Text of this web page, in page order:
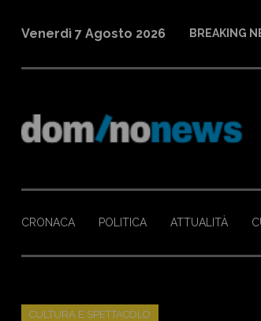
Venerdì 7 Agosto 2026 BREAKING
CRONACA POLITICA ATTUALITÀ
CULTURA E SPETTACOLO